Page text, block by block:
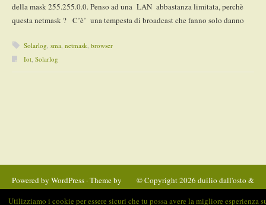
della mask 255.255.0.0. Penso ad una LAN abbastanza limitata, perchè
questa netmask ? C’è’ una tempesta di broadcast che fanno solo danno
Solarlog, sma, netmask, browser
Iot, Solarlog
Powered by WordPress· Theme by
© Copyright 2026duilio dall'osto &
Utilizziamo i cookie per essere sicuri che tu possa avere la migliore esperienza